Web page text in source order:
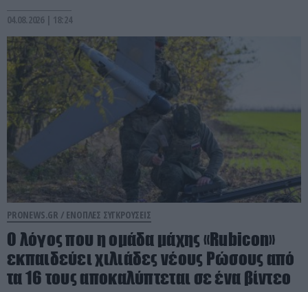
04.08.2026 | 18:24
PRONEWS.GR / ΕΝΟΠΛΕΣ ΣΥΓΚΡΟΥΣΕΙΣ
Ο λόγος που η ομάδα μάχης «Rubicon»
εκπαιδεύει χιλιάδες νέους Ρώσους από
τα 16 τους αποκαλύπτεται σε ένα βίντεο